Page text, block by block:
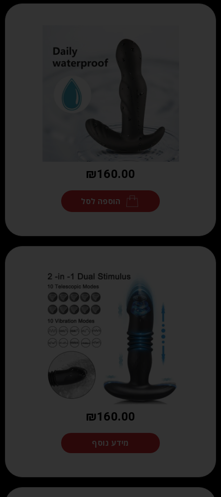
₪160.00
הוספה לסל
₪160.00
מידע נוסף